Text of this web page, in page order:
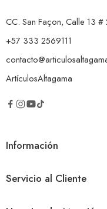
CC. San Façon, Calle 13
+57 333 2569111
ArtículosAltagama
Información
Servicio al Cliente